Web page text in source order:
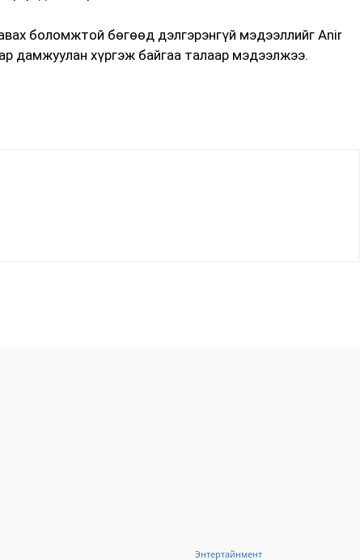
боломжтой бөгөөд дэлгэрэнгүй мэдээллийг Anir
дамжуулан хүргэж байгаа талаар мэдээлжээ.
Энтертайнмент